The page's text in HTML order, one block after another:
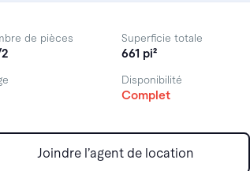
de pièces Superficie totale
661 pi²
Disponibilité
Complet
Joindre l’agent de location